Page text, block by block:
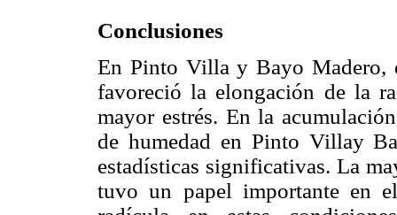
Conclusiones
En Pinto Villa y Bayo Madero,
favoreció la elongación de la
mayor estrés. En la
de humedad en Pinto Villay
estadísticas significativas. La
tuvo un papel importante en